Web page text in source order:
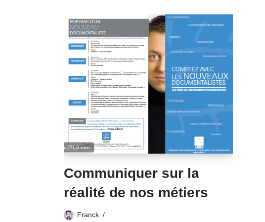
Communiquer sur la
réalité de nos métiers
Franck